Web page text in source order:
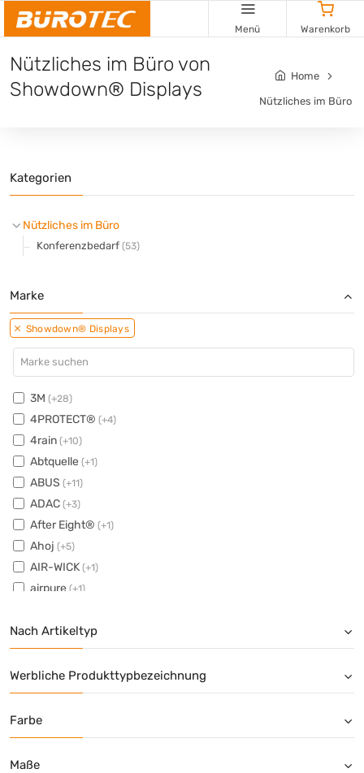
Menü Warenkorb
Nützliches im Büro von
Showdown® Displays
Home
Nützliches im Büro
Kategorien
Nützliches im Büro
Konferenzbedarf (53)
Marke
Showdown® Displays
3M (+28)
4PROTECT® (+4)
4rain (+10)
Abtquelle (+1)
ABUS (+11)
ADAC (+3)
After Eight® (+1)
Ahoj (+5)
AIR-WICK (+1)
airpure (+1)
Alassio®(+12)
ALBA(+5)
Alberto(+3)
albi(+1)
ALCO
alfer(+1)
alfi
Nach Artikeltyp
Werbliche Produkttypbezeichnung
Farbe
Maße
Cookie-Einstellungen